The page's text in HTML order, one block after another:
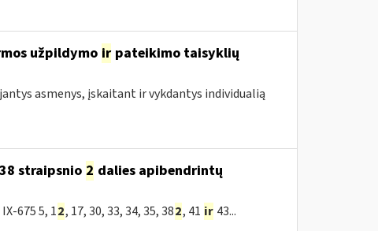
užpildymo irpateikimo taisyklių
asmenys, įskaitant ir vykdantys individualią
straipsnio 2 dalies apibendrintų
675 5, 12, 17, 30, 33, 34, 35, 382, 41 ir 43...